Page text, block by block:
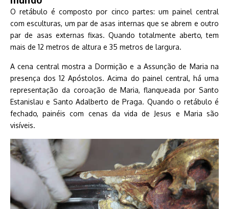
O retábulo é composto por cinco partes: um painel central
com esculturas, um par de asas internas que se abrem e outro
par de asas externas fixas. Quando totalmente aberto, tem
mais de 12 metros de altura e 35 metros de largura.
A cena central mostra a Dormição e a Assunção de Maria na
presença dos 12 Apóstolos. Acima do painel central, há uma
representação da coroação de Maria, flanqueada por Santo
Estanislau e Santo Adalberto de Praga. Quando o retábulo é
fechado, painéis com cenas da vida de Jesus e Maria são
visíveis.